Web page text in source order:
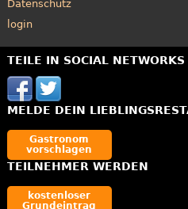
Datenschutz
login
TEILE IN SOCIAL NETWORKS
MELDE DEIN
Gastronom
vorschlagen
TEILNEHMER WERDEN
kostenloser
Grundeintrag